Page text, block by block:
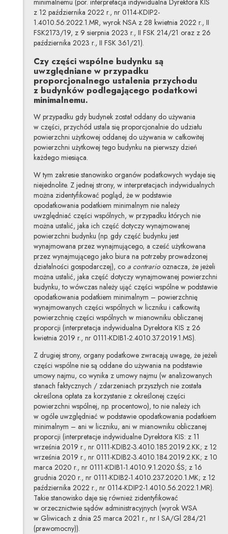
minimalnemu (por. interpretacja indywidualna Dyrektora KIS
z 12 października 2022 r., nr 0114-KDIP2-
1.4010.56.2022.1.MR, wyrok NSA z 28 kwietnia 2022 r., II
FSK2173/19, z 9 sierpnia 2023 r., II FSK 214/21 oraz z 26
października 2023 r., II FSK 361/21).
Czy części wspólne budynku są
uwzględniane w przypadku
proporcjonalnego ustalenia przychodu
z budynków podlegającego podatkowi
minimalnemu.
W przypadku gdy budynek został oddany do używania
w części, przychód ustala się proporcjonalnie do udziału
powierzchni użytkowej oddanej do używania w całkowitej
powierzchni użytkowej tego budynku na pierwszy dzień
każdego miesiąca.
W tym zakresie stanowisko organów podatkowych wydaje się
niejednolite. Z jednej strony, w interpretacjach indywidualnych
można zidentyfikować pogląd, że w podstawie
opodatkowania podatkiem minimalnym nie należy
uwzględniać części wspólnych, w przypadku których nie
można ustalić, jaka ich część dotyczy wynajmowanej
powierzchni budynku (np. gdy część budynku jest
wynajmowana przez wynajmującego, a cześć użytkowana
przez wynajmującego jako biura na potrzeby prowadzonej
działalności gospodarczej), co a contrariooznacza, że jeżeli
można ustalić, jaka część dotyczy wynajmowanej powierzchni
budynku, to wówczas należy ująć części wspólne w podstawie
opodatkowania podatkiem minimalnym – powierzchnię
wynajmowanych części wspólnych w liczniku i całkowitą
powierzchnię części wspólnych w mianowniku obliczanej
proporcji (interpretacja indywidualna Dyrektora KIS z 26
kwietnia 2019 r., nr 0111-KDIB1-2.4010.37.2019.1.MS).
Z drugiej strony, organy podatkowe zwracają uwagę, że jeżeli
części wspólne nie są oddane do używania na podstawie
umowy najmu, co wynika z umowy najmu (w analizowanych
stanach faktycznych / zdarzeniach przyszłych nie została
określona opłata za korzystanie z określonej części
powierzchni wspólnej, np. procentowo), to nie należy ich
w ogóle uwzględniać w podstawie opodatkowania podatkiem
minimalnym – ani w liczniku, ani w mianowniku obliczanej
proporcji (interpretacje indywidualne Dyrektora KIS: z 11
września 2019 r., nr 0111-KDIB2-3.4010.185.2019.2.KK; z 12
września 2019 r., nr 0111-KDIB2-3.4010.184.2019.2.KK; z 10
marca 2020 r., nr 0111-KDIB1-1.4010.9.1.2020.ŚS; z 16
grudnia 2020 r., nr 0111-KDIB2-1.4010.237.2020.1.MK; z 12
października 2022 r., nr 0114-KDIP2-1.4010.56.2022.1.MR).
Takie stanowisko daje się również zidentyfikować
w orzecznictwie sądów administracyjnych (wyrok WSA
w Gliwicach z dnia 25 marca 2021 r., nr I SA/Gl 284/21
(prawomocny)).